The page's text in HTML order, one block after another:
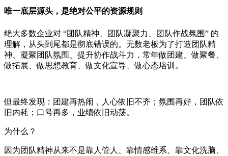
唯一底层源头，是绝对公平的资源规则
绝大多数企业对 “团队精神、团队凝聚力、团队作战氛围” 的
理解，从头到尾都是彻底错误的。无数老板为了打造团队精
神、凝聚团队氛围、提升协作战斗力，常年做团建、做聚餐、
做拓展、做思想教育、做文化宣导、做心态培训。
但最终发现：团建再热闹，人心依旧不齐；氛围再好，团队依
旧内耗；口号再多，业绩依旧动荡。
为什么？
因为团队精神从来不是靠人管人、靠情感维系、靠文化洗脑、